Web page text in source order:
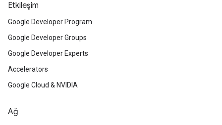
Etkileşim
Google Developer Program
Google Developer Groups
Google Developer Experts
Accelerators
Google Cloud & NVIDIA
Ağ